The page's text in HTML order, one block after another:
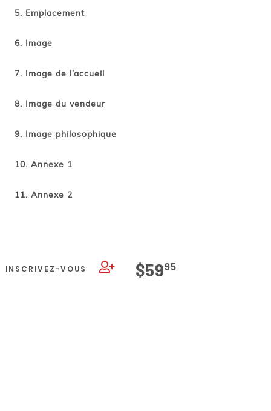
Emplacement
Image
Image de l’accueil
Image du vendeur
Image philosophique
Annexe 1
Annexe 2
INSCRIVEZ-VOUS $5995